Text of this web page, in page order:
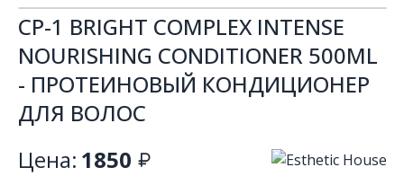
CP-1 BRIGHT COMPLEX INTENSE
NOURISHING CONDITIONER 500ML
- ПРОТЕИНОВЫЙ КОНДИЦИОНЕР
ДЛЯ ВОЛОС
Цена: 1850